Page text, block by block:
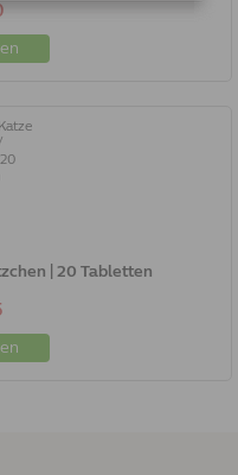
| 20 Tabletten